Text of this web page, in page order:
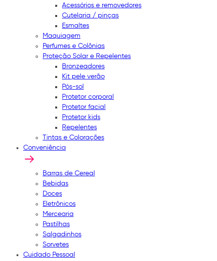
Acessórios e removedores
Cutelaria / pinças
Esmaltes
Maquiagem
Perfumes e Colônias
Proteção Solar e Repelentes
Bronzeadores
Kit pele verão
Pós-sol
Protetor corporal
Protetor facial
Protetor kids
Repelentes
Tintas e Colorações
Conveniência
Barras de Cereal
Bebidas
Doces
Eletrônicos
Mercearia
Pastilhas
Salgadinhos
Sorvetes
Cuidado Pessoal